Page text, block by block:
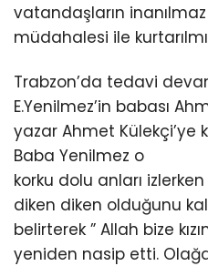
vatandaşların
müdahalesi ile
Trabzon’da tedavi
E.Yenilmez’in babası
yazar Ahmet Külekçi’ye
Baba Yenilmez o
korku dolu anları
diken diken olduğunu
belirterek ” Allah bize
yeniden nasip etti.